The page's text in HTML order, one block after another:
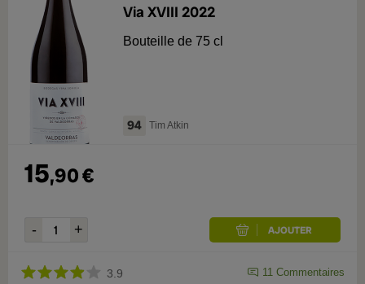
Via XVIII 2022
Bouteille de 75 cl
94 Tim Atkin
15,90€
3.9 11 Commentaires